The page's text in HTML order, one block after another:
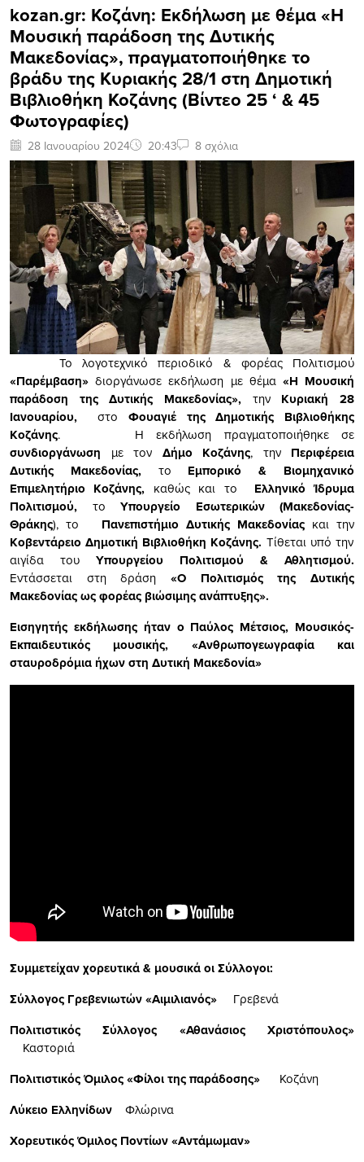
kozan.gr: Κοζάνη: Εκδήλωση με θέμα «Η
Μουσική παράδοση της Δυτικής
Μακεδονίας», πραγματοποιήθηκε το
βράδυ της Κυριακής 28/1 στη Δημοτική
Βιβλιοθήκη Κοζάνης (Βίντεο 25 ‘ & 45
Φωτογραφίες)
28 Ιανουαρίου 2024 20:43 8 σχόλια
Το λογοτεχνικό περιοδικό & φορέας Πολιτισμού
«Παρέμβαση» διοργάνωσε εκδήλωση με θέμα«Η Μουσική
παράδοση της Δυτικής Μακεδονίας», την Κυριακή 28
Ιανουαρίου,στοΦουαγιέ της Δημοτικής Βιβλιοθήκης
Κοζάνης. Η εκδήλωση πραγματοποιήθηκε σε
συνδιοργάνωση με τον Δήμο Κοζάνης, την Περιφέρεια
Δυτικής Μακεδονίας,το Εμπορικό & Βιομηχανικό
Επιμελητήριο Κοζάνης, καθώς και το Ελληνικό Ίδρυμα
Πολιτισμού, το Υπουργείο Εσωτερικών (Μακεδονίας-
Θράκης), το Πανεπιστήμιο Δυτικής Μακεδονίαςκαι την
Κοβεντάρειο Δημοτική Βιβλιοθήκη Κοζάνης. Τίθεται υπό την
αιγίδα του Υπουργείου Πολιτισμού & Αθλητισμού.
Εντάσσεται στη δράση «Ο Πολιτισμός της Δυτικής
Μακεδονίας ως φορέας βιώσιμης ανάπτυξης».
Εισηγητής εκδήλωσης ήταν ο Παύλος Μέτσιος, Μουσικός-
Εκπαιδευτικός μουσικής, «Ανθρωπογεωγραφία και
σταυροδρόμια ήχων στη Δυτική Μακεδονία»
Συμμετείχαν χορευτικά & μουσικά οι Σύλλογοι:
Σύλλογος Γρεβενιωτών «Αιμιλιανός» Γρεβενά
Πολιτιστικός Σύλλογος «Αθανάσιος Χριστόπουλος»
Καστοριά
Πολιτιστικός Όμιλος «Φίλοι της παράδοσης» Κοζάνη
Λύκειο Ελληνίδων Φλώρινα
Χορευτικός Όμιλος Ποντίων «Αντάμωμαν»